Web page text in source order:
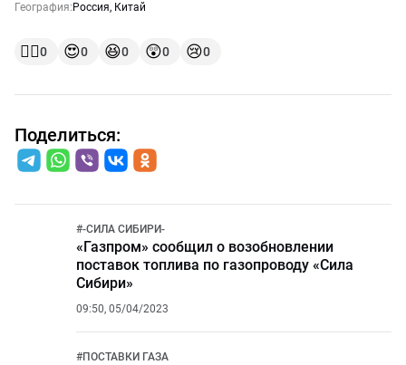
География: Россия, Китай
👍🏻0 😍0 😆0 😲0 😢0
Поделиться:
#-СИЛА СИБИРИ-
«Газпром» сообщил о возобновлении
поставок топлива по газопроводу «Сила
Сибири»
09:50, 05/04/2023
#ПОСТАВКИ ГАЗА